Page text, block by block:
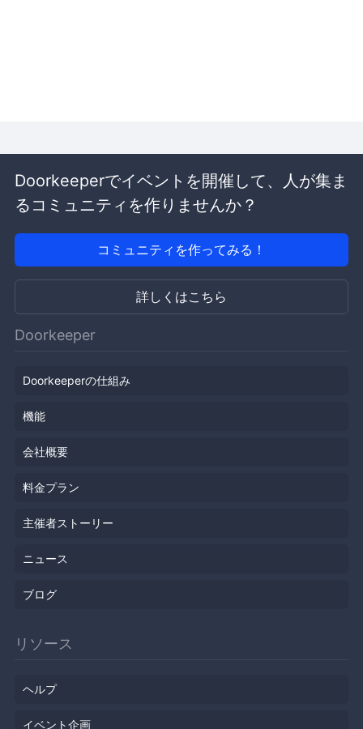
Doorkeeperでイベントを開催して、人が集ま
るコミュニティを作りませんか？
コミュニティを作ってみる！
詳しくはこちら
Doorkeeper
Doorkeeperの仕組み
機能
会社概要
料金プラン
主催者ストーリー
ニュース
ブログ
リソース
ヘルプ
イベント企画